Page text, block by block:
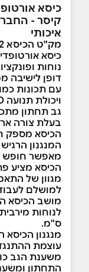
קיסר -
איכותי
מק"ט הכיסא 166682
נוחות
דופן לישיבה
עם תכונות
גב תחתון
בעלת צורה
הכיסא מספק
מאפשר חופש
הכיסא מציע
מגוון של
למושלם
ס"מ.
מנגנון
עוצמת
משענת הגב